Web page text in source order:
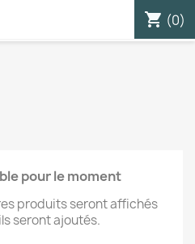
shopping_cart (0)
pour le moment
produits seront affichés
seront ajoutés.